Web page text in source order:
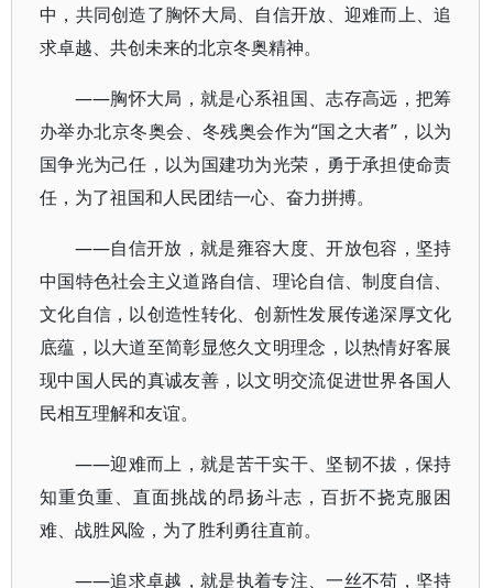
中，共同创造了胸怀大局、自信开放、迎难而上、追
求卓越、共创未来的北京冬奥精神。
——胸怀大局，就是心系祖国、志存高远，把筹
办举办北京冬奥会、冬残奥会作为“国之大者”，以为
国争光为己任，以为国建功为光荣，勇于承担使命责
任，为了祖国和人民团结一心、奋力拼搏。
——自信开放，就是雍容大度、开放包容，坚持
中国特色社会主义道路自信、理论自信、制度自信、
文化自信，以创造性转化、创新性发展传递深厚文化
底蕴，以大道至简彰显悠久文明理念，以热情好客展
现中国人民的真诚友善，以文明交流促进世界各国人
民相互理解和友谊。
——迎难而上，就是苦干实干、坚韧不拔，保持
知重负重、直面挑战的昂扬斗志，百折不挠克服困
难、战胜风险，为了胜利勇往直前。
——追求卓越，就是执着专注、一丝不苟，坚持